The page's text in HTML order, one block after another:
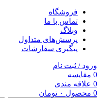
فروشگاه
تماس با ما
وبلاگ
پرسش‌های متداول
پیگیری سفارشات
ورود / ثبت نام
0 مقایسه
0 علاقه مندی
0 محصول ۰ تومان